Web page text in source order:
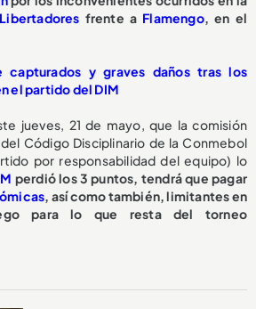
frente a Flamengo, en el
capturados y graves daños tras los
el partido del DIM
jueves, 21 de mayo, que la comisión
Código Disciplinario de la Conmebol
por responsabilidad del equipo) lo
perdió los 3 puntos, tendrá que pagar
, así como también, limitantes en
para lo que resta del torneo